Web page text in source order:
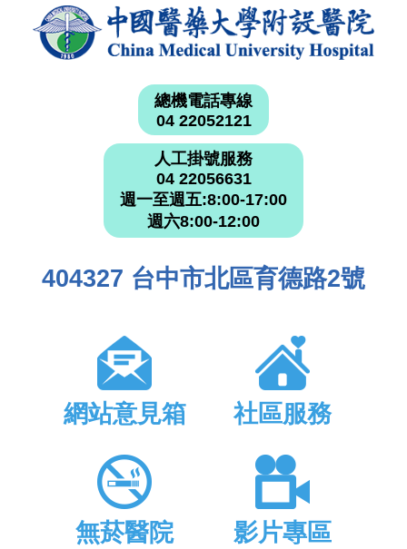
總機電話專線
04 22052121
人工掛號服務
04 22056631
週一至週五:8:00-17:00
週六8:00-12:00
404327 台中市北區育德路2號
網站意見箱 社區服務
無菸醫院 影片專區